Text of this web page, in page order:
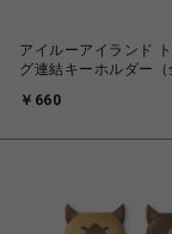
アイルーアイランド
グ連結キーホルダー（
￥660